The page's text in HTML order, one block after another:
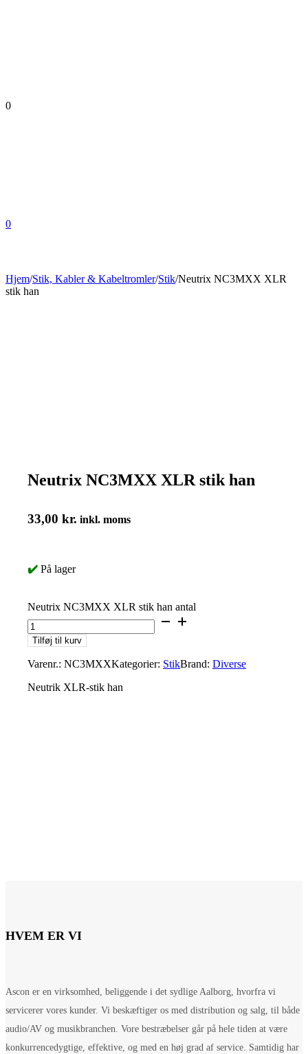
0
0
Hjem/Stik, Kabler & Kabeltromler/Stik/Neutrix NC3MXX XLR
stik han
Neutrix NC3MXX XLR stik han
33,00 kr. inkl. moms
✔️ På lager
Neutrix NC3MXX XLR stik han antal
Tilføj til kurv
Varenr.: NC3MXXKategorier: StikBrand: Diverse
Neutrik XLR-stik han
HVEM ER VI
Ascon er en virksomhed, beliggende i det sydlige Aalborg, hvorfra vi
servicerer vores kunder. Vi beskæftiger os med distribution og salg, til både
audio/AV og musikbranchen. Vore bestræbelser går på hele tiden at være
konkurrencedygtige, effektive, og med en høj grad af service. Samtidig har